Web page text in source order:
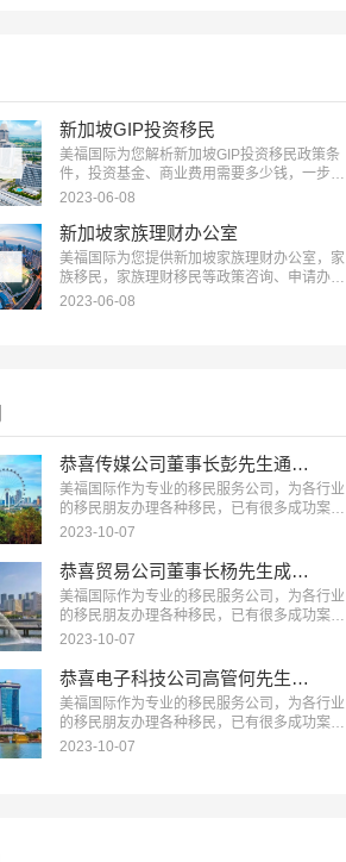
新加坡GIP投资移民
美福国际为您解析新加坡GIP投资移民政策条
件，投资基金、商业费用需要多少钱，一步到
位获得新加坡永久居留权(PR)：
2023-06-08
新加坡家族理财办公室
美福国际为您提供新加坡家族理财办公室，家
族移民，家族理财移民等政策咨询、申请办理
全流程服务：18010180832…
2023-06-08
恭喜传媒公司董事长彭先生通过GIP项目获得新加坡永居！
美福国际作为专业的移民服务公司，为各行业
的移民朋友办理各种移民，已有很多成功案
例，下面就为大家分享一个新加坡GIP投资移
2023-10-07
恭喜贸易公司董事长杨先生成功移民新加坡！
美福国际作为专业的移民服务公司，为各行业
的移民朋友办理各种移民，已有很多成功案
例，下面就为大家分享杨先生申请新加坡移民
2023-10-07
恭喜电子科技公司高管何先生成功拿到新加坡永居身份！
美福国际作为专业的移民服务公司，为各行业
的移民朋友办理各种移民，已有很多成功案
例，下面就为大家分享一个新加坡GIP项目成
2023-10-07